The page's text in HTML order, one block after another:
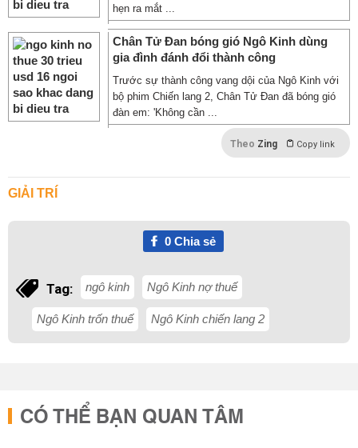
hẹn ra mắt ...
Chân Tử Đan bóng gió Ngô Kinh dùng
gia đình đánh đổi thành công
Trước sự thành công vang dội của Ngô Kinh với
bộ phim Chiến lang 2, Chân Tử Đan đã bóng gió
đàn em: 'Không cần ...
Theo Zing Copy link
GIẢI TRÍ
0Chia sẻ
Tag: ngô kinh Ngô Kinh nợ thuế
Ngô Kinh trốn thuế Ngô Kinh chiến lang 2
CÓ THỂ BẠN QUAN TÂM